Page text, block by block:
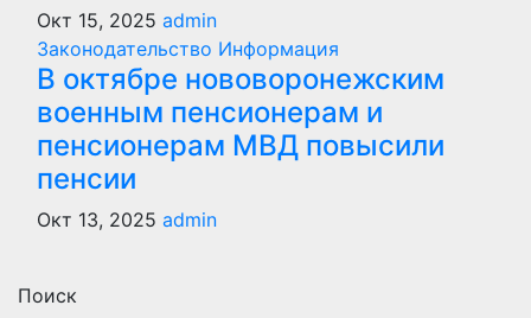
Окт 15, 2025 admin
Законодательство Информация
В октябре нововоронежским
военным пенсионерам и
пенсионерам МВД повысили
пенсии
Окт 13, 2025 admin
Поиск